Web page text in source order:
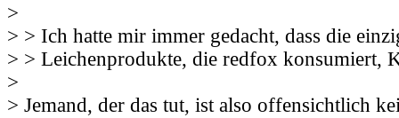
>
> > Ich hatte mir immer gedacht, dass die
> > Leichenprodukte, die redfox konsumiert,
>
> Jemand, der das tut, ist also offensichtlich